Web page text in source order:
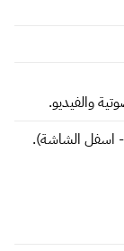
والفيديو.
اسفل الشاشة).